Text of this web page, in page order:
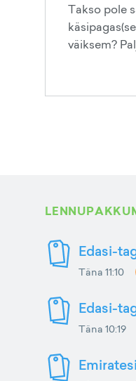
Takso pole
väiksem?
Edasi-
Täna 11:10
Edasi-
Täna 10:19